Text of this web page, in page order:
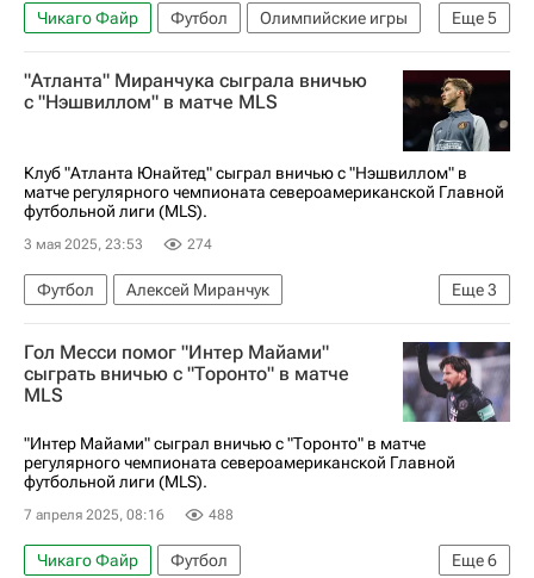
Еще5
Чикаго Файр Футбол
Олимпийские игры
Чикаго
Алексей Миранчук
Уго Кейперс
Атланта Юнайтед
Major League Soccer 2025
"Атланта" Миранчука сыграла вничью
с "Нэшвиллом" в матче MLS
Клуб "Атланта Юнайтед" сыграл вничью с "Нэшвиллом" в
матче регулярного чемпионата североамериканской Главной
футбольной лиги (MLS).
3 мая 2025, 23:53 274
Еще3
Футбол
Алексей Миранчук
Атланта Юнайтед
Нэшвилл
Major League Soccer 2025
Гол Месси помог "Интер Майами"
сыграть вничью с "Торонто" в матче
MLS
"Интер Майами" сыграл вничью с "Торонто" в матче
регулярного чемпионата североамериканской Главной
футбольной лиги (MLS).
7 апреля 2025, 08:16 488
Еще6
Чикаго Файр
Футбол